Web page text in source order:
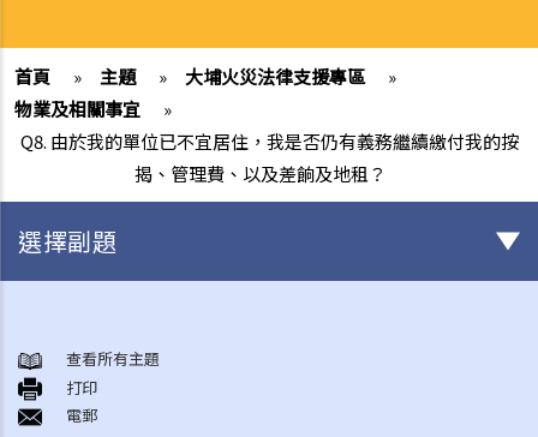
首頁 » 主題 » 大埔火災法律支援專區
»
物業及相關事宜
»
Q8. 由於我的單位已不宜居住，我是否仍有義務繼續繳付我的按
揭、管理費、以及差餉及地租？
選擇副題
A. 火葬
B. 骨灰安置所（靈灰安置所）
C. 土葬
查看所有主題
打印
電郵